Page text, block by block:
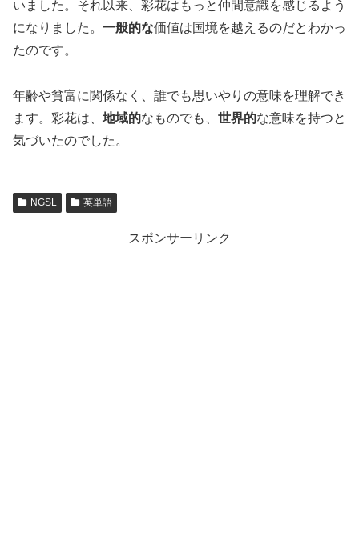
いました。それ以来、彩花はもっと仲間意識を感じるよう
になりました。 一般的な価値は国境を越えるのだとわかっ
たのです。
年齢や貧富に関係なく、誰でも思いやりの意味を理解でき
ます。彩花は、 地域的なものでも、 世界的な意味を持つと
気づいたのでした。
NGSL 英単語
スポンサーリンク